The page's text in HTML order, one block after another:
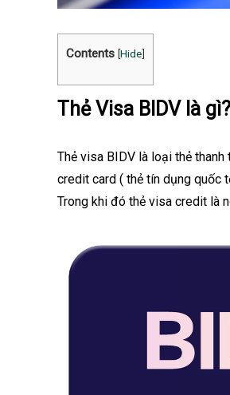
Contents [Hide]
Thẻ Visa BIDV là gì?
Thẻ visa BIDV là loại thẻ
credit card ( thẻ tín dụng quốc
Trong khi đó thẻ visa credit là